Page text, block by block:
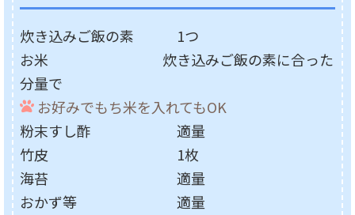
炊き込みご飯の素 1つ
お米 炊き込みご飯の素に合った
分量で
お好みでもち米を入れてもOK
粉末すし酢 適量
竹皮 1枚
海苔 適量
おかず等 適量